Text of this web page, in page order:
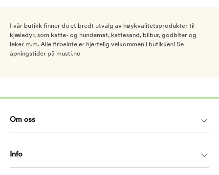
I vår butikk finner du et bredt utvalg av høykvalitetsprodukter til
kjæledyr, som katte- og hundemat, kattesand, bilbur, godbiter og
leker m.m. Alle firbeinte er hjertelig velkommen i butikken! Se
åpningstider på musti.no
Om oss
Info